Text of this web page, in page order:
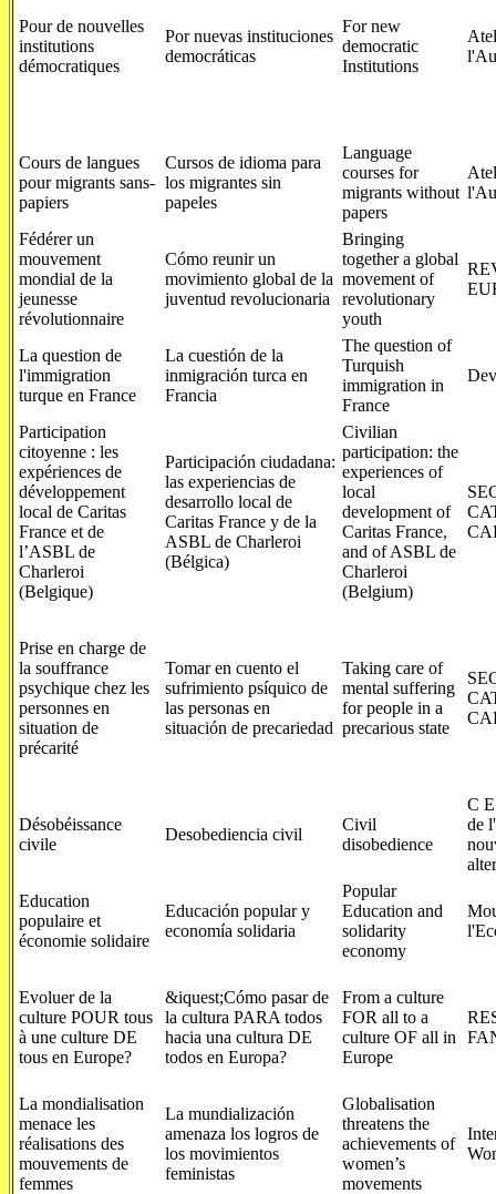
Pour de nouvelles
institutions
démocratiques
Por nuevas instituciones
democráticas
For new
democratic
Institutions
Cours de langues
pour migrants sans-
papiers
Cursos de idioma para
los migrantes sin
papeles
Language
courses for
migrants without
papers
Fédérer un
mouvement
mondial de la
jeunesse
révolutionnaire
Cómo reunir un
movimiento global de la
juventud revolucionaria
Bringing
together a global
movement of
revolutionary
youth
La question de
l'immigration
turque en France
La cuestión de la
inmigración turca en
Francia
The question of
Turquish
immigration in
France
Participation
citoyenne : les
expériences de
développement
local de Caritas
France et de
l’ASBL de
Charleroi
(Belgique)
Participación ciudadana:
las experiencias de
desarrollo local de
Caritas France y de la
ASBL de Charleroi
(Bélgica)
Civilian
participation: the
experiences of
local
development of
Caritas France,
and of ASBL de
Charleroi
(Belgium)
Prise en charge de
la souffrance
psychique chez les
personnes en
situation de
précarité
Tomar en cuento el
sufrimiento psíquico de
las personas en
situación de precariedad
Taking care of
mental suffering
for people in a
precarious state
Désobéissance
civile
Desobediencia civil
Civil
disobedience
C
de
Education
populaire et
économie solidaire
Educación popular y
economía solidaria
Popular
Education and
solidarity
economy
Evoluer de la
culture POUR tous
à une culture DE
tous en Europe?
&iquest;Cómo pasar de
la cultura PARA todos
hacia una cultura DE
todos en Europa?
From a culture
FOR all to a
culture OF all in
Europe
La mondialisation
menace les
réalisations des
mouvements de
femmes
La mundialización
amenaza los logros de
los movimientos
feministas
Globalisation
threatens the
achievements of
women’s
movements